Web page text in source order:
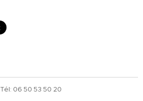
Tél: 06 50 53 50 20